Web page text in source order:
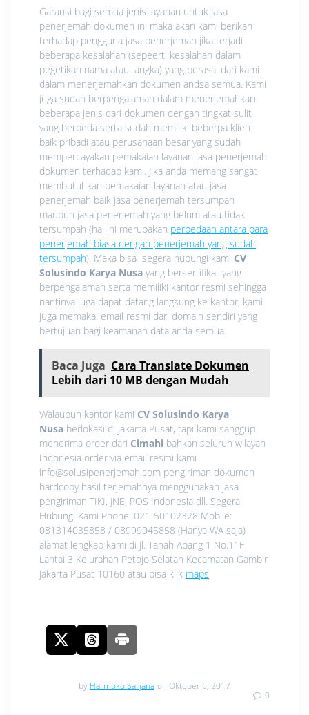
Garansi bagi semua jenis layanan untuk jasa
penerjemah dokumen ini maka akan kami berikan
terhadap pengguna jasa penerjemah jika terjadi
beberapa kesalahan (sepeerti kesalahan dalam
pegetikan nama atau angka) yang berasal dari kami
dalam menerjemahkan dokumen andsa semua. Kami
juga sudah berpengalaman dalam menerjemahkan
beberapa jenis dari dokumen dengan tingkat sulit
yang berbeda serta sudah memiliki beberpa klien
baik pribadi atau perusahaan besar yang sudah
mempercayakan pemakaian layanan jasa penerjemah
dokumen terhadap kami. Jika anda memang sangat
membutuhkan pemakaian layanan atau jasa
penerjemah baik jasa penerjemah tersumpah
maupun jasa penerjemah yang belum atau tidak
tersumpah (hal ini merupakan perbedaan antara para
penerjemah biasa dengan penerjemah yang sudah
tersumpah). Maka bisa segera hubungi kami CV
Solusindo Karya Nusa yang bersertifikat yang
berpengalaman serta memiliki kantor resmi sehingga
nantinya juga dapat datang langsung ke kantor, kami
juga memakai email resmi dari domain sendiri yang
bertujuan bagi keamanan data anda semua.
Baca Juga Cara Translate Dokumen
Lebih dari 10 MB dengan Mudah
Walaupun kantor kami CV Solusindo Karya
Nusa berlokasi di Jakarta Pusat, tapi kami sanggup
menerima order dari Cimahi bahkan seluruh wilayah
Indonesia order via email resmi kami
info@solusipenerjemah.com pengiriman dokumen
hardcopy hasil terjemahnya menggunakan jasa
pengiriman TIKI, JNE, POS Indonesia dll. Segera
Hubungi Kami Phone: 021-50102328 Mobile:
081314035858 / 08999045858 (Hanya WA saja)
alamat lengkap kami di Jl. Tanah Abang 1 No.11F
Lantai 3 Kelurahan Petojo Selatan Kecamatan Gambir
Jakarta Pusat 10160 atau bisa klik maps
by Harmoko Sarjana on Oktober 6, 2017
0